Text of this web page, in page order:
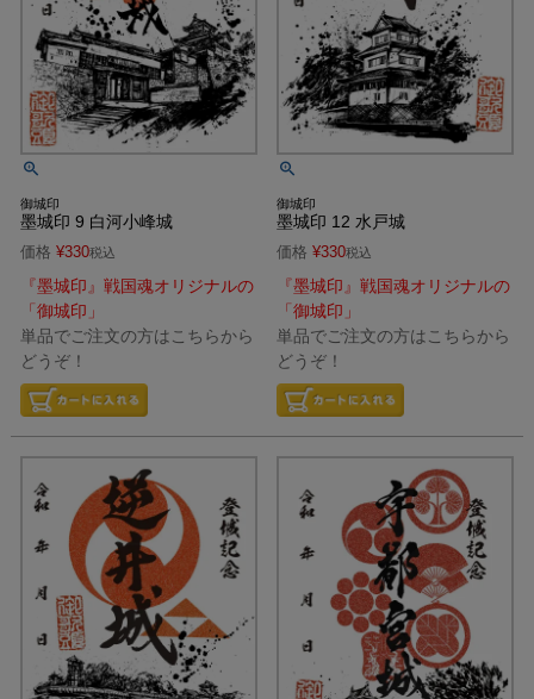
御城印
墨城印 9 白河小峰城
価格 ¥330税込
『墨城印』戦国魂オリジナルの
「御城印」
単品でご注文の方はこちらから
どうぞ！
御城印
墨城印 12 水戸城
価格 ¥330税込
『墨城印』戦国魂オリジナルの
「御城印」
単品でご注文の方はこちらから
どうぞ！